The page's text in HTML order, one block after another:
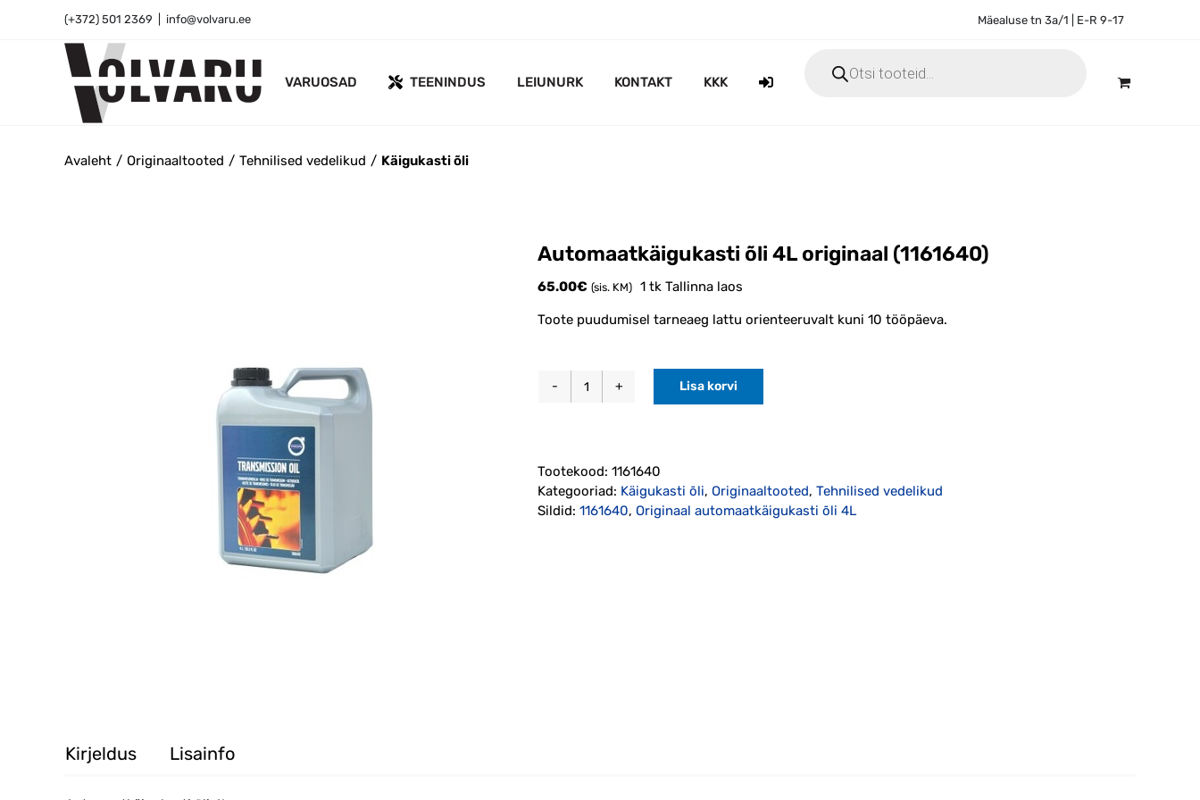
(+372) 501 2369 info@volvaru.ee Mäealuse tn 3a/1 | E-R 9-17
VARUOSAD TEENINDUS LEIUNURK KONTAKT KKK
search
Avaleht Originaaltooted Tehnilised vedelikud Käigukasti õli
Automaatkäigukasti õli 4L originaal (1161640)
65.00€ (sis. KM) 1 tk Tallinna laos
Toote puudumisel tarneaeg lattu orienteeruvalt kuni 10 tööpäeva.
Automaatkäigukasti
(1161640)
kogus
Lisa korvi
Tootekood: 1161640
Kategooriad: Käigukasti õli, Originaaltooted, Tehnilised vedelikud
Sildid: 1161640, Originaal automaatkäigukasti õli 4L
Kirjeldus Lisainfo